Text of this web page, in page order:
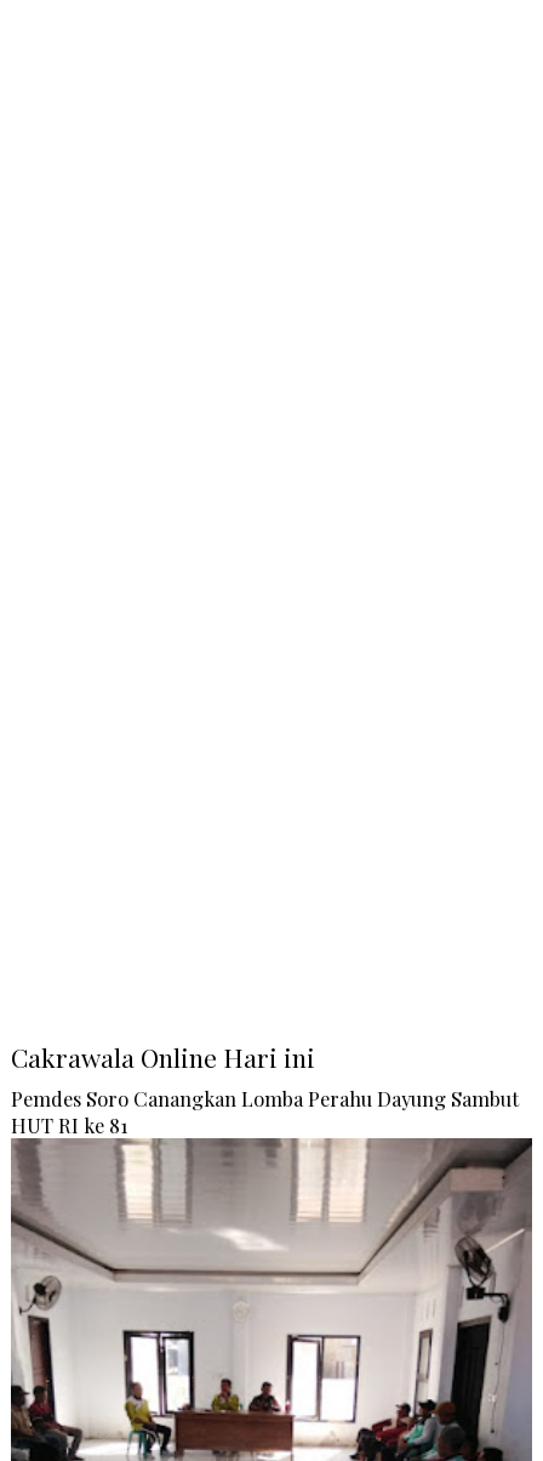
Cakrawala Online Hari ini
Pemdes Soro Canangkan Lomba Perahu Dayung Sambut
HUT RI ke 81